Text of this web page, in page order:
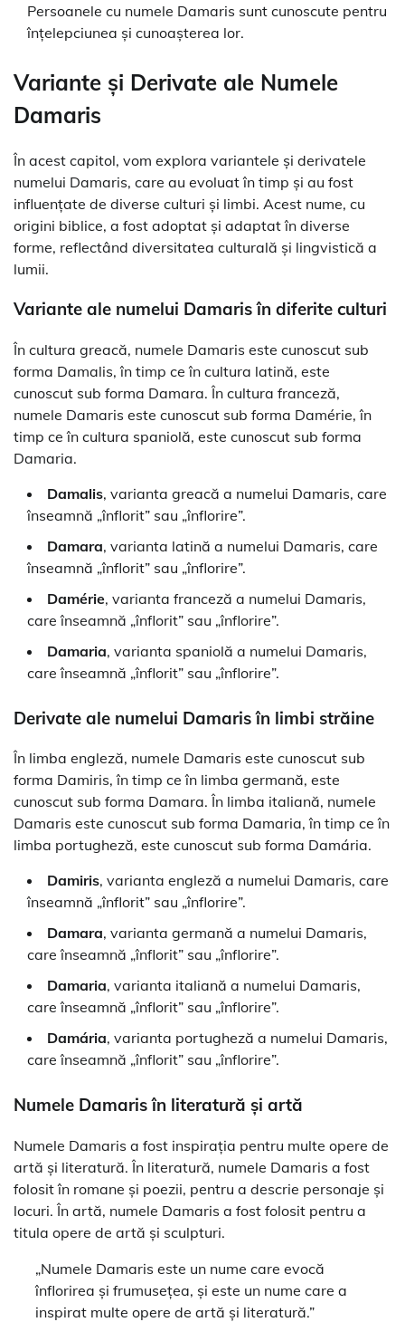
Persoanele cu numele Damaris sunt cunoscute pentru
înțelepciunea și cunoașterea lor.
Variante și Derivate ale Numele
Damaris
În acest capitol, vom explora variantele și derivatele
numelui Damaris, care au evoluat în timp și au fost
influențate de diverse culturi și limbi. Acest nume, cu
origini biblice, a fost adoptat și adaptat în diverse
forme, reflectând diversitatea culturală și lingvistică a
lumii.
Variante ale numelui Damaris în diferite culturi
În cultura greacă, numele Damaris este cunoscut sub
forma Damalis, în timp ce în cultura latină, este
cunoscut sub forma Damara. În cultura franceză,
numele Damaris este cunoscut sub forma Damérie, în
timp ce în cultura spaniolă, este cunoscut sub forma
Damaria.
Damalis, varianta greacă a numelui Damaris, care
înseamnă „înflorit” sau „înflorire”.
Damara, varianta latină a numelui Damaris, care
înseamnă „înflorit” sau „înflorire”.
Damérie, varianta franceză a numelui Damaris,
care înseamnă „înflorit” sau „înflorire”.
Damaria, varianta spaniolă a numelui Damaris,
care înseamnă „înflorit” sau „înflorire”.
Derivate ale numelui Damaris în limbi străine
În limba engleză, numele Damaris este cunoscut sub
forma Damiris, în timp ce în limba germană, este
cunoscut sub forma Damara. În limba italiană, numele
Damaris este cunoscut sub forma Damaria, în timp ce în
limba portugheză, este cunoscut sub forma Damária.
Damiris, varianta engleză a numelui Damaris, care
înseamnă „înflorit” sau „înflorire”.
Damara, varianta germană a numelui Damaris,
care înseamnă „înflorit” sau „înflorire”.
Damaria, varianta italiană a numelui Damaris,
care înseamnă „înflorit” sau „înflorire”.
Damária, varianta portugheză a numelui Damaris,
care înseamnă „înflorit” sau „înflorire”.
Numele Damaris în literatură și artă
Numele Damaris a fost inspirația pentru multe opere de
artă și literatură. În literatură, numele Damaris a fost
folosit în romane și poezii, pentru a descrie personaje și
locuri. În artă, numele Damaris a fost folosit pentru a
titula opere de artă și sculpturi.
„Numele Damaris este un nume care evocă
înflorirea și frumusețea, și este un nume care a
inspirat multe opere de artă și literatură.”